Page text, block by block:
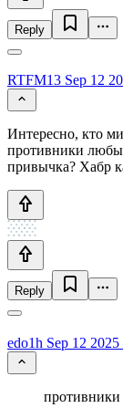
Reply
RTFM13 Sep 12
Интересно, кто
противники
привычка? Хабр
Reply
edo1h Sep 12 2025